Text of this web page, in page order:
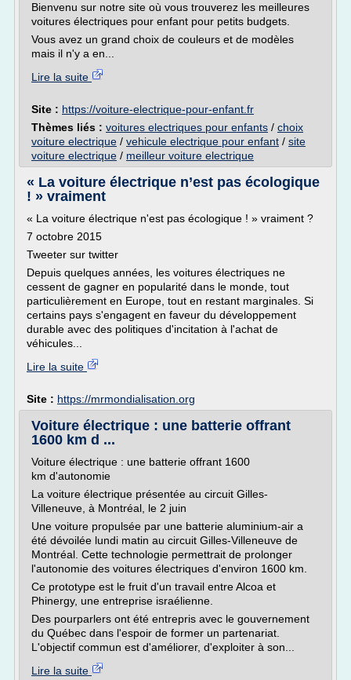
Bienvenu sur notre site où vous trouverez les meilleures
voitures électriques pour enfant pour petits budgets.
Vous avez un grand choix de couleurs et de modèles
mais il n'y a en...
Lire la suite
Site : https://voiture-electrique-pour-enfant.fr
Thèmes liés : voitures electriques pour enfants / choix
voiture electrique / vehicule electrique pour enfant / site
voiture electrique / meilleur voiture electrique
« La voiture électrique n’est pas écologique
! » vraiment
« La voiture électrique n'est pas écologique ! » vraiment ?
7 octobre 2015
Tweeter sur twitter
Depuis quelques années, les voitures électriques ne
cessent de gagner en popularité dans le monde, tout
particulièrement en Europe, tout en restant marginales. Si
certains pays s'engagent en faveur du développement
durable avec des politiques d'incitation à l'achat de
véhicules...
Lire la suite
Site : https://mrmondialisation.org
Voiture électrique : une batterie offrant
1600 km d ...
Voiture électrique : une batterie offrant 1600
km d'autonomie
La voiture électrique présentée au circuit Gilles-
Villeneuve, à Montréal, le 2 juin
Une voiture propulsée par une batterie aluminium-air a
été dévoilée lundi matin au circuit Gilles-Villeneuve de
Montréal. Cette technologie permettrait de prolonger
l'autonomie des voitures électriques d'environ 1600 km.
Ce prototype est le fruit d'un travail entre Alcoa et
Phinergy, une entreprise israélienne.
Des pourparlers ont été entrepris avec le gouvernement
du Québec dans l'espoir de former un partenariat.
L'objectif commun est d'améliorer, d'exploiter à son...
Lire la suite